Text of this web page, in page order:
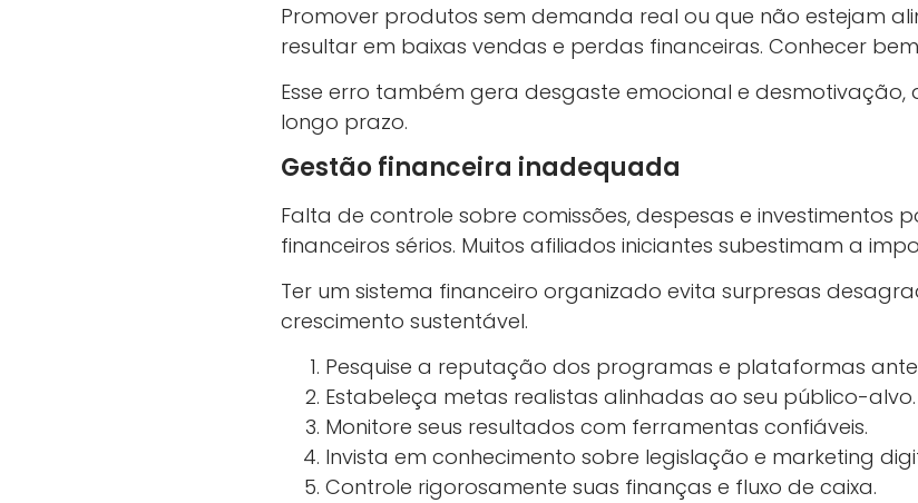
Promover produtos sem demanda real ou que não estejam
resultar em baixas vendas e perdas financeiras. Conhecer
Esse erro também gera desgaste emocional e
longo prazo.
Gestão financeira inadequada
Falta de controle sobre comissões, despesas e investimentos
financeiros sérios. Muitos afiliados iniciantes subestimam a
Ter um sistema financeiro organizado evita surpresas
crescimento sustentável.
Pesquise a reputação dos programas e plataformas
Estabeleça metas realistas alinhadas ao seu público-alvo.
Monitore seus resultados com ferramentas confiáveis.
Invista em conhecimento sobre legislação e marketing
Controle rigorosamente suas finanças e fluxo de caixa.